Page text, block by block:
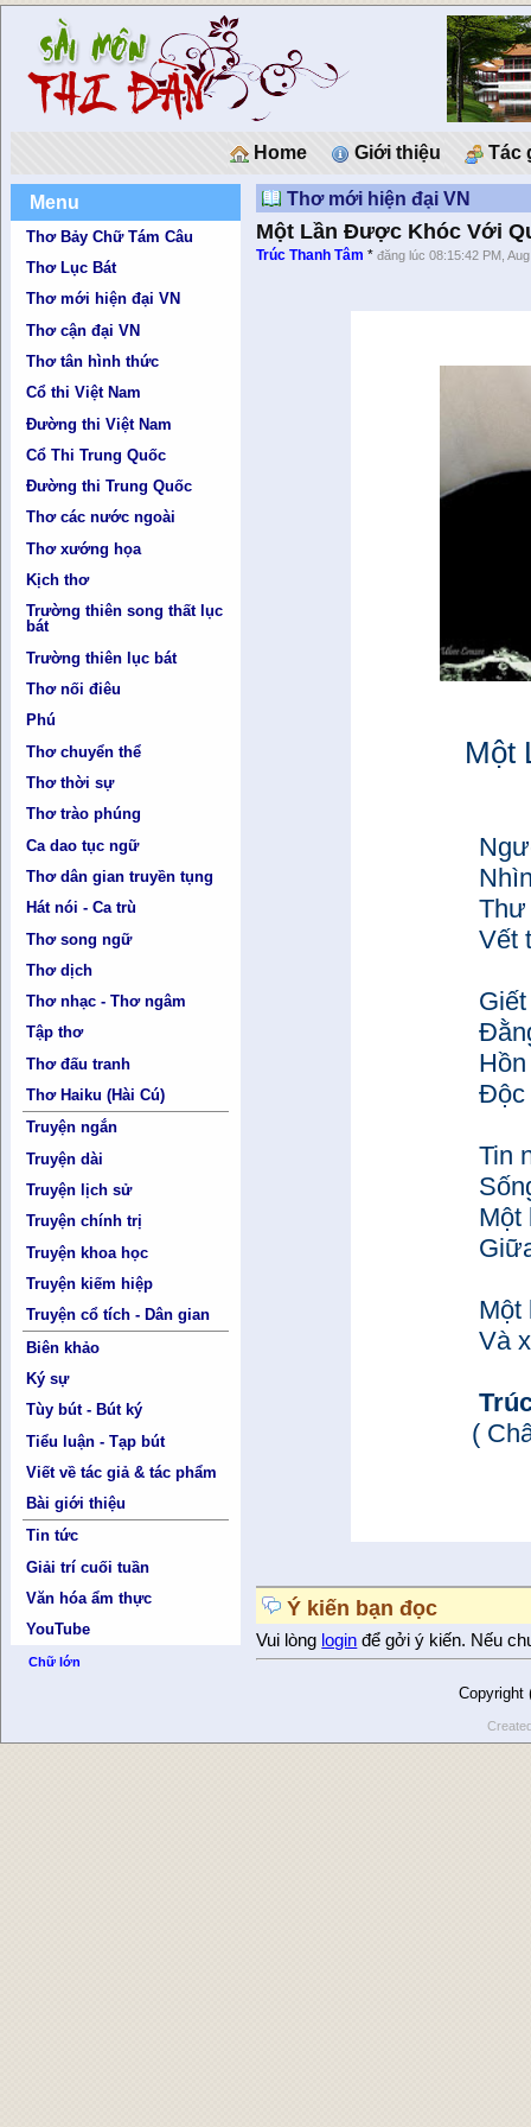
Home Giới thiệu Tác
Menu
Thơ Bảy Chữ Tám Câu
Thơ Lục Bát
Thơ mới hiện đại VN
Thơ cận đại VN
Thơ tân hình thức
Cổ thi Việt Nam
Đường thi Việt Nam
Cổ Thi Trung Quốc
Đường thi Trung Quốc
Thơ các nước ngoài
Thơ xướng họa
Kịch thơ
Trường thiên song thất lục
bát
Trường thiên lục bát
Thơ nối điêu
Phú
Thơ chuyển thể
Thơ thời sự
Thơ trào phúng
Ca dao tục ngữ
Thơ dân gian truyền tụng
Hát nói - Ca trù
Thơ song ngữ
Thơ dịch
Thơ nhạc - Thơ ngâm
Tập thơ
Thơ đấu tranh
Thơ Haiku (Hài Cú)
Truyện ngắn
Truyện dài
Truyện lịch sử
Truyện chính trị
Truyện khoa học
Truyện kiếm hiệp
Truyện cổ tích - Dân gian
Biên khảo
Ký sự
Tùy bút - Bút ký
Tiểu luận - Tạp bút
Viết về tác giả & tác phẩm
Bài giới thiệu
Tin tức
Giải trí cuối tuần
Văn hóa ẩm thực
YouTube
Chữ lớn
Thơ mới hiện đại VN
Một Lần Được Khóc Với
Trúc Thanh Tâm *đăng lúc 08:15:42 PM,
Một
Thư
Vết
Độc
Tin
Một
Một
Và
(
Ý kiến bạn đọc
Vui lòng login để gởi ý kiến. Nếu
Copyright